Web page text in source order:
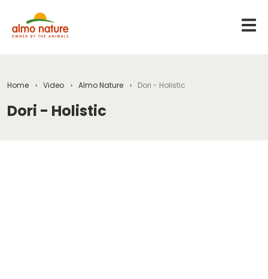
Home Video Almo Nature Dori - Holistic
Dori - Holistic